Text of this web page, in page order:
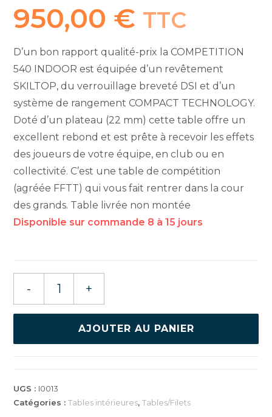
950,00 € TTC
D’un bon rapport qualité-prix la COMPETITION
540 INDOOR est équipée d’un revêtement
SKILTOP, du verrouillage breveté DSI et d’un
système de rangement COMPACT TECHNOLOGY.
Doté d’un plateau (22 mm) cette table offre un
excellent rebond et est prête à recevoir les effets
des joueurs de votre équipe, en club ou en
collectivité. C’est une table de compétition
(agréée FFTT) qui vous fait rentrer dans la cour
des grands. Table livrée non montée
ITTF
- +
AJOUTER AU PANIER
UGS : I0013
Catégories :Tables intérieures,Tables/Filets